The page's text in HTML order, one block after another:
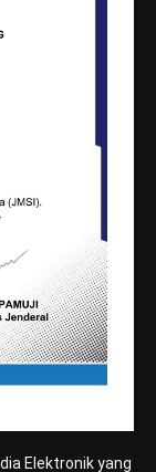
Elektronik yang